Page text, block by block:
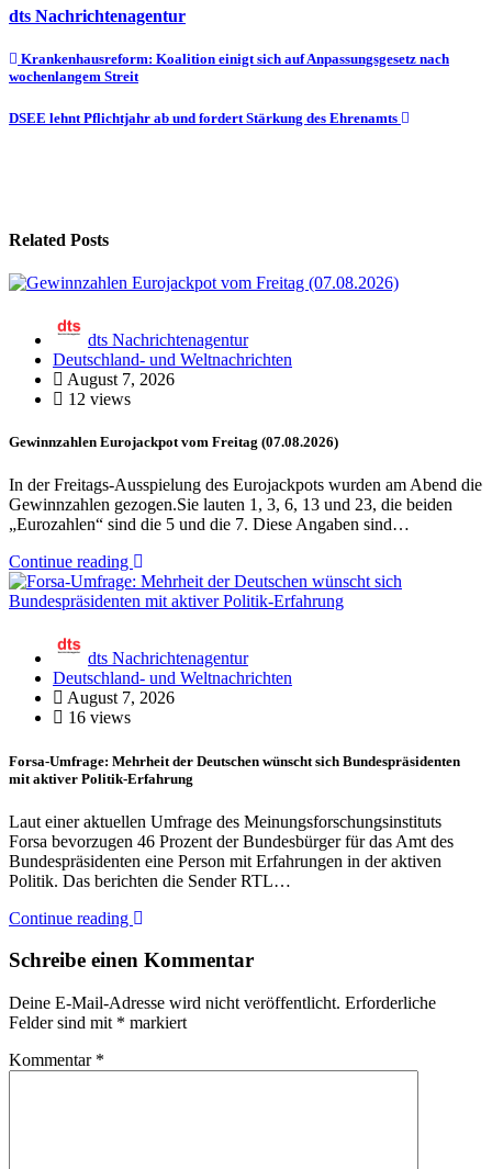
dts Nachrichtenagentur
Beitragsnavigation
Krankenhausreform: Koalition einigt sich auf Anpassungsgesetz nach
wochenlangem Streit
DSEE lehnt Pflichtjahr ab und fordert Stärkung des Ehrenamts
Related Posts
dts Nachrichtenagentur
Deutschland- und Weltnachrichten
August 7, 2026
12 views
Gewinnzahlen Eurojackpot vom Freitag (07.08.2026)
In der Freitags-Ausspielung des Eurojackpots wurden am Abend die
Gewinnzahlen gezogen.Sie lauten 1, 3, 6, 13 und 23, die beiden
„Eurozahlen“ sind die 5 und die 7. Diese Angaben sind…
Continue reading
dts Nachrichtenagentur
Deutschland- und Weltnachrichten
August 7, 2026
16 views
Forsa-Umfrage: Mehrheit der Deutschen wünscht sich Bundespräsidenten
mit aktiver Politik-Erfahrung
Laut einer aktuellen Umfrage des Meinungsforschungsinstituts
Forsa bevorzugen 46 Prozent der Bundesbürger für das Amt des
Bundespräsidenten eine Person mit Erfahrungen in der aktiven
Politik. Das berichten die Sender RTL…
Continue reading
Schreibe einen Kommentar
Deine E-Mail-Adresse wird nicht veröffentlicht. Erforderliche
Felder sind mit * markiert
Kommentar *